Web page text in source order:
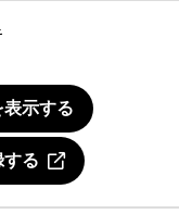
示する
する